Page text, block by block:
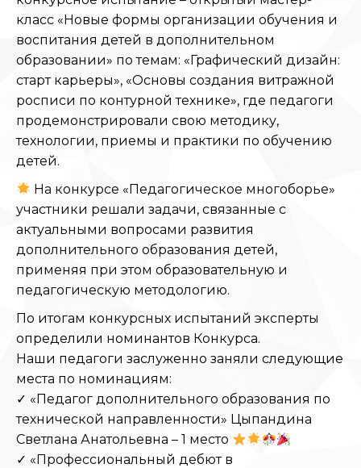
класс «Новые формы организации обучения и
воспитания детей в дополнительном
образовании» по темам: «Графический дизайн:
старт карьеры», «Основы создания витражной
росписи по контурной технике», где педагоги
продемонстрировали свою методику,
технологии, приемы и практики по обучению
детей.
На конкурсе «Педагогическое многоборье»
участники решали задачи, связанные с
актуальными вопросами развития
дополнительного образования детей,
применяя при этом образовательную и
педагогическую методологию.
По итогам конкурсных испытаний эксперты
определили номинантов Конкурса.
Наши педагоги заслуженно заняли следующие
места по номинациям:
✓ «Педагог дополнительного образования по
технической направленности» Цыпандина
Светлана Анатольевна – 1 место
✓ «Профессиональный дебют в